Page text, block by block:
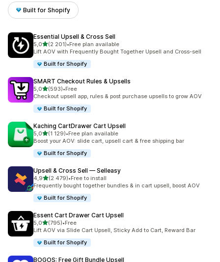
Built for Shopify
Essential Upsell & Cross Sell
5,0av 5 stjerner
(2 201)
Totalt 2201 omtaler
•Free plan available
Lift AOV with Frequently Bought Together Upsell and Cross-sell
Built for Shopify
SMART Checkout Rules & Upsells
5,0av 5 stjerner
(593)
Totalt 593 omtaler
•Free
Checkout upsell app, rules & post purchase upsells to grow AOV
Built for Shopify
Kaching CartDrawer Cart Upsell
5,0av 5 stjerner
(1 129)
Totalt 1129 omtaler
•Free plan available
Boost your AOV: slide cart, upsell cart & free shipping bar
Built for Shopify
Upsell & Cross Sell — Selleasy
4,9av 5 stjerner
(2 479)
Totalt 2479 omtaler
•Free to install
Frequently bought together bundles & in cart upsell, boost AOV
Built for Shopify
Essent Cart Drawer Cart Upsell
5,0av 5 stjerner
(795)
Totalt 795 omtaler
•Free
Lift AOV via Slide Cart Upsell, Sticky Add to Cart, Reward Bar
Built for Shopify
BOGOS: Free Gift Bundle Upsell